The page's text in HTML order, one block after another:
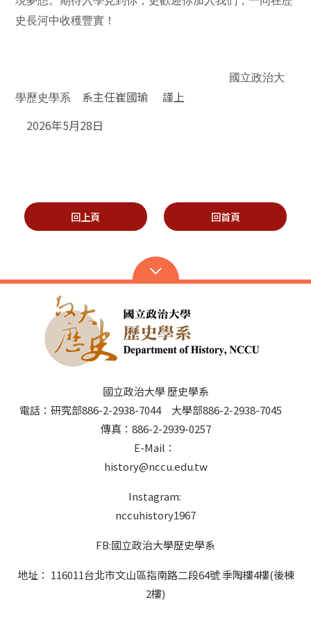
史長河中收穫豐實！
國立政治大
學歷史學系 系主任崔國瑜 謹上
2026年5月28日
回上頁 回首頁
國立政治大學 歷史學系
電話：研究部886-2-2938-7044 大學部886-2-2938-7045
傳真：886-2-2939-0257
E-Mail：
history@nccu.edu.tw
Instagram:
nccuhistory1967
FB:國立政治大學歷史學系
地址： 116011台北市文山區指南路二段64號 季陶樓4樓(後棟
2樓)